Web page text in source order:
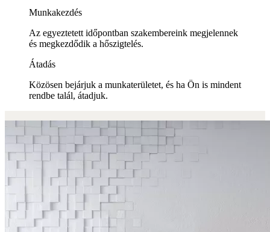
Munkakezdés
Az egyeztetett időpontban szakembereink megjelennek
és megkezdődik a hőszigtelés.
Átadás
Közösen bejárjuk a munkaterületet, és ha Ön is mindent
rendbe talál, átadjuk.